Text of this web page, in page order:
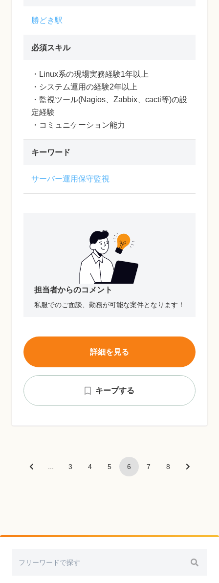
勝どき駅
必須スキル
・Linux系の現場実務経験1年以上
・システム運用の経験2年以上
・監視ツール(Nagios、Zabbix、cacti等)の設
定経験
・コミュニケーション能力
キーワード
サーバー運用保守監視
担当者からのコメント
私服でのご面談、勤務が可能な案件となります！
キープする
詳細を見る
3 4 5 6 7 8